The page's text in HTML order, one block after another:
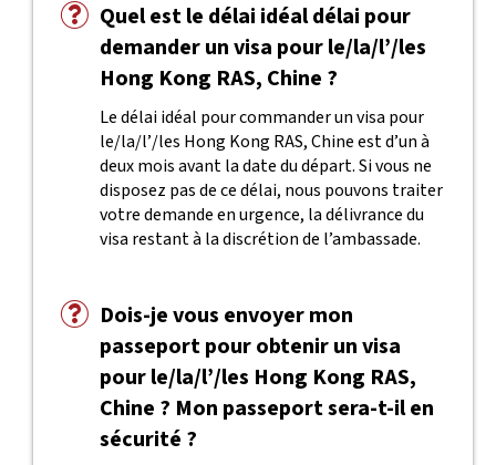
Quel est le délai idéal délai pour
demander un visa pour le/la/l’/les
Hong Kong RAS, Chine ?
Le délai idéal pour commander un visa pour
le/la/l’/les Hong Kong RAS, Chine est d’un à
deux mois avant la date du départ. Si vous ne
disposez pas de ce délai, nous pouvons traiter
votre demande en urgence, la délivrance du
visa restant à la discrétion de l’ambassade.
Dois-je vous envoyer mon
passeport pour obtenir un visa
pour le/la/l’/les Hong Kong RAS,
Chine ? Mon passeport sera-t-il en
sécurité ?